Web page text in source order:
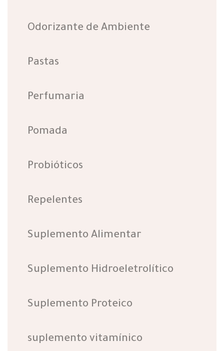
Odorizante de Ambiente
Pastas
Perfumaria
Pomada
Probióticos
Repelentes
Suplemento Alimentar
Suplemento Hidroeletrolítico
Suplemento Proteico
suplemento vitamínico